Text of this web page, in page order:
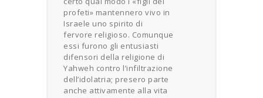
profeti» mantennero vivo in
Israele uno spirito di
fervore religioso. Comunque
essi furono gli entusiasti
difensori della religione di
Yahweh contro l’infiltrazione
dell’idolatria; presero parte
anche attivamente alla vita